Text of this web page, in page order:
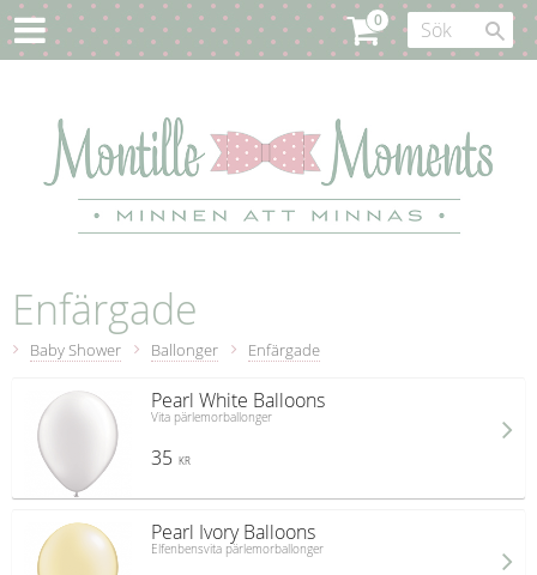
Enfärgade
Baby Shower Ballonger Enfärgade
Pearl White Balloons
Vita pärlemorballonger
35 KR
Pearl Ivory Balloons
Elfenbensvita pärlemorballonger